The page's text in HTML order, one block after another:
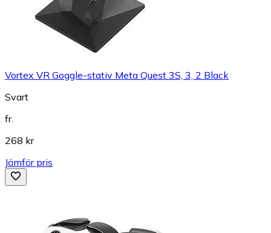
Vortex VR Goggle-stativ Meta Quest 3S, 3, 2 Black
Svart
fr.
268 kr
Jämför pris